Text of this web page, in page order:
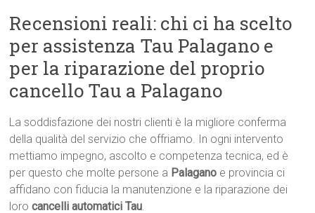
Recensioni reali: chi ci ha scelto
per assistenza Tau Palagano e
per la riparazione del proprio
cancello Tau a Palagano
La soddisfazione dei nostri clienti è la migliore conferma
della qualità del servizio che offriamo. In ogni intervento
mettiamo impegno, ascolto e competenza tecnica, ed è
per questo che molte persone a Palagano e provincia ci
affidano con fiducia la manutenzione e la riparazione dei
lorocancelli automatici Tau.